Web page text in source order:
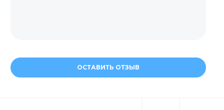
ОСТАВИТЬ ОТЗЫВ